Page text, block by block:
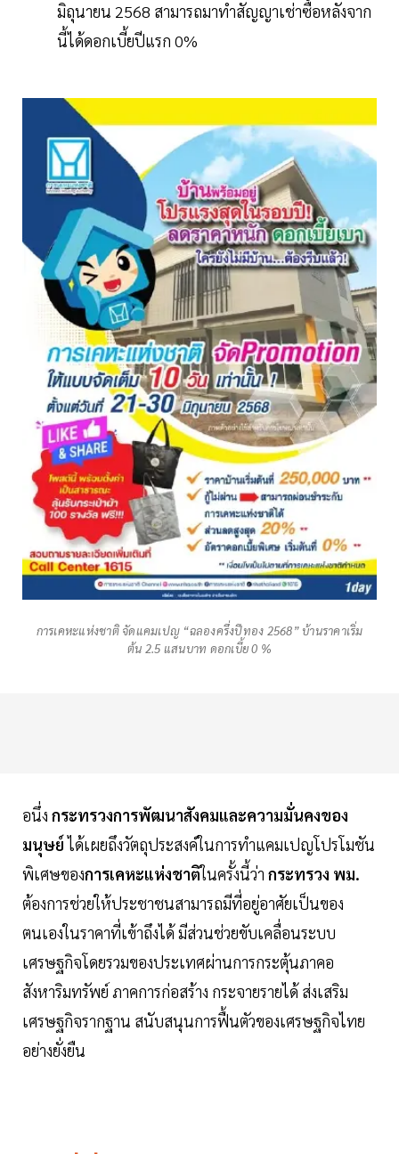
มิถุนายน 2568 สามารถมาทำสัญญาเช่าซื้อหลังจาก
นี้ได้ดอกเบี้ยปีแรก 0%
การเคหะแห่งชาติ จัดแคมเปญ “ฉลองครึ่งปีทอง 2568” บ้านราคาเริ่ม
ต้น 2.5 แสนบาท ดอกเบี้ย 0 %
อนึ่ง กระทรวงการพัฒนาสังคมและความมั่นคงของ
มนุษย์ได้เผยถึงวัตถุประสงค์ในการทำแคมเปญโปรโมชัน
พิเศษของการเคหะแห่งชาติในครั้งนี้ว่า กระทรวง พม.
ต้องการช่วยให้ประชาชนสามารถมีที่อยู่อาศัยเป็นของ
ตนเองในราคาที่เข้าถึงได้ มีส่วนช่วยขับเคลื่อนระบบ
เศรษฐกิจโดยรวมของประเทศผ่านการกระตุ้นภาคอ
สังหาริมทรัพย์ ภาคการก่อสร้าง กระจายรายได้ ส่งเสริม
เศรษฐกิจรากฐาน สนับสนุนการฟื้นตัวของเศรษฐกิจไทย
อย่างยั่งยืน